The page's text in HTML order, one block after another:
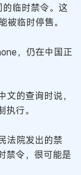
临时禁令。这
临时停售。
，仍在中国正
的查询时说，
行。
法院发出的禁
禁令，很可能是